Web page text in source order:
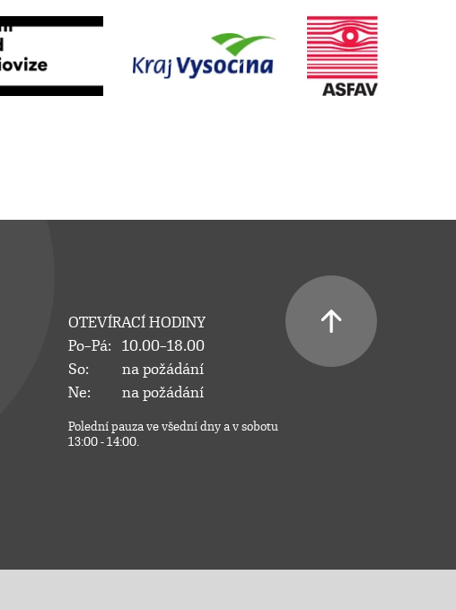
OTEVÍRACÍ HODINY
Po–Pá:
10.00–18.00
So:
na požádání
Ne:
na požádání
Polední pauza ve všední dny a v sobotu
13:00 - 14:00.